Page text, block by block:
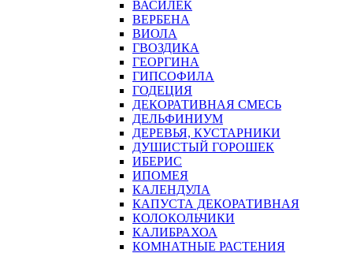
ВАСИЛЕК
ВЕРБЕНА
ВИОЛА
ГВОЗДИКА
ГЕОРГИНА
ГИПСОФИЛА
ГОДЕЦИЯ
ДЕКОРАТИВНАЯ СМЕСЬ
ДЕЛЬФИНИУМ
ДЕРЕВЬЯ, КУСТАРНИКИ
ДУШИСТЫЙ ГОРОШЕК
ИБЕРИС
ИПОМЕЯ
КАЛЕНДУЛА
КАПУСТА ДЕКОРАТИВНАЯ
КОЛОКОЛЬЧИКИ
КАЛИБРАХОА
КОМНАТНЫЕ РАСТЕНИЯ